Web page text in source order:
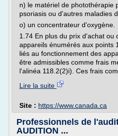
n) le matériel de photothérapie
psoriasis ou d'autres maladies
o) un concentrateur d'oxygène.
1.74 En plus du prix d'achat ou
appareils énumérés aux points
liés au fonctionnement des
être admissibles comme frais
l'alinéa 118.2(2)i). Ces frais
Lire la suite
Site : https://www.canada.ca
Professionnels de
AUDITION ...